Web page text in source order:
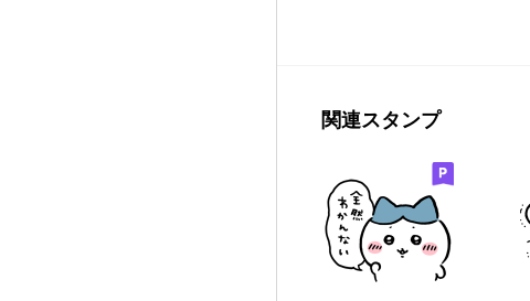
関連スタンプ